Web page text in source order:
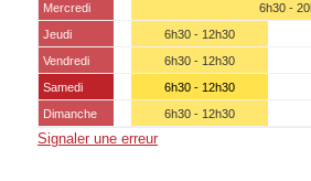
Mercredi
6h30 -
Jeudi
6h30 - 12h30
Vendredi
6h30 - 12h30
Samedi
6h30 - 12h30
Dimanche
6h30 - 12h30
Signaler une erreur